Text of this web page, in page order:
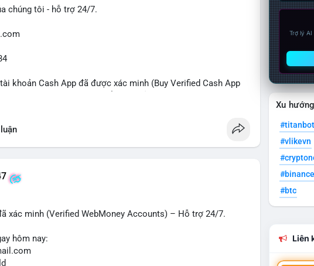
chúng tôi - hỗ trợ 24/7.
khoản Cash App đã được xác minh (Buy Verified Cash App
mặt tại Mỹ.
và hỗ trợ nhanh nhất!
xác minh (Verified WebMoney Accounts) – Hỗ trợ 24/7.
hôm nay:
Trợ lý
Xu
#titanbot
#vlikevn
#btc
Liên